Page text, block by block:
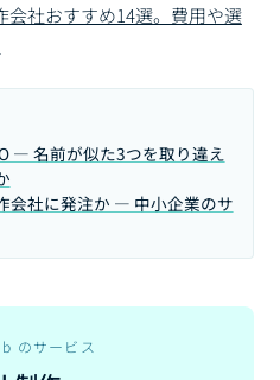
会社おすすめ14選。費用や選
— 名前が似た3つを取り違え
会社に発注か — 中小企業のサ
のサービス